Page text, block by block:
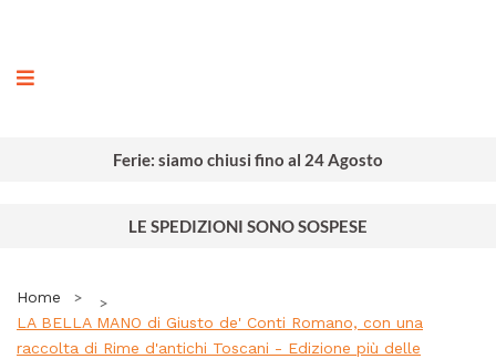
Ferie: siamo chiusi fino al 24 Agosto
LE SPEDIZIONI SONO SOSPESE
Home
LA BELLA MANO di Giusto de' Conti Romano, con una
raccolta di Rime d'antichi Toscani - Edizione più delle